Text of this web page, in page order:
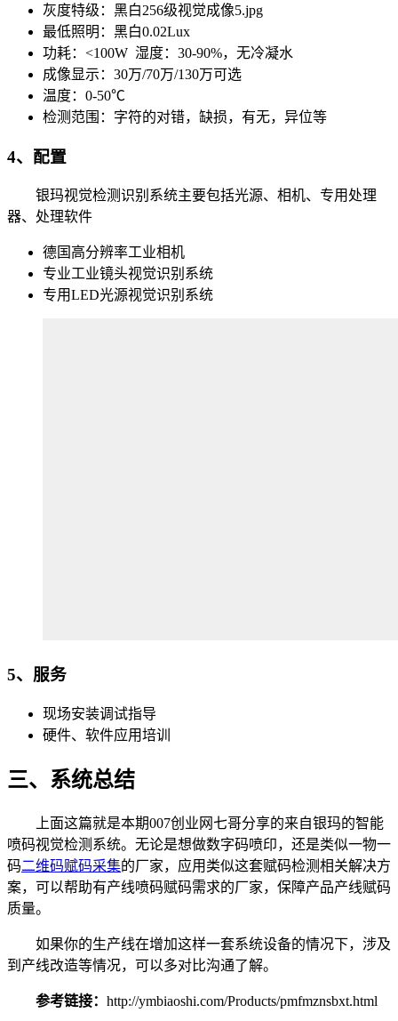
灰度特级：黑白256级视觉成像5.jpg
最低照明：黑白0.02Lux
功耗：<100W 湿度：30-90%，无冷凝水
成像显示：30万/70万/130万可选
温度：0-50℃
检测范围：字符的对错，缺损，有无，异位等
4、配置
银玛视觉检测识别系统主要包括光源、相机、专用处理
器、处理软件
德国高分辨率工业相机
专业工业镜头视觉识别系统
专用LED光源视觉识别系统
5、服务
现场安装调试指导
硬件、软件应用培训
三、系统总结
上面这篇就是本期007创业网七哥分享的来自银玛的智能
喷码视觉检测系统。无论是想做数字码喷印，还是类似一物一
码二维码赋码采集的厂家，应用类似这套赋码检测相关解决方
案，可以帮助有产线喷码赋码需求的厂家，保障产品产线赋码
质量。
如果你的生产线在增加这样一套系统设备的情况下，涉及
到产线改造等情况，可以多对比沟通了解。
参考链接： http://ymbiaoshi.com/Products/pmfmznsbxt.html